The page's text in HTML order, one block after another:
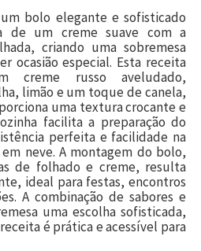
bolo elegante e sofisticado
de um creme suave com a
criando uma sobremesa
ocasião especial. Esta receita
creme russo aveludado,
limão e um toque de canela,
uma textura crocante e
facilita a preparação do
perfeita e facilidade na
neve. A montagem do bolo,
de folhado e creme, resulta
ideal para festas, encontros
A combinação de sabores e
uma escolha sofisticada,
é prática e acessível para